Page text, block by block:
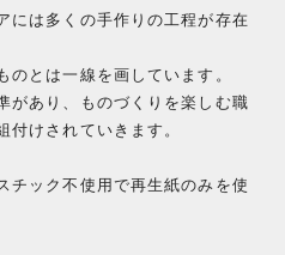
には多くの手作りの工程が存在
とは一線を画しています。
があり、ものづくりを楽しむ職
付けされていきます。
チック不使用で再生紙のみを使